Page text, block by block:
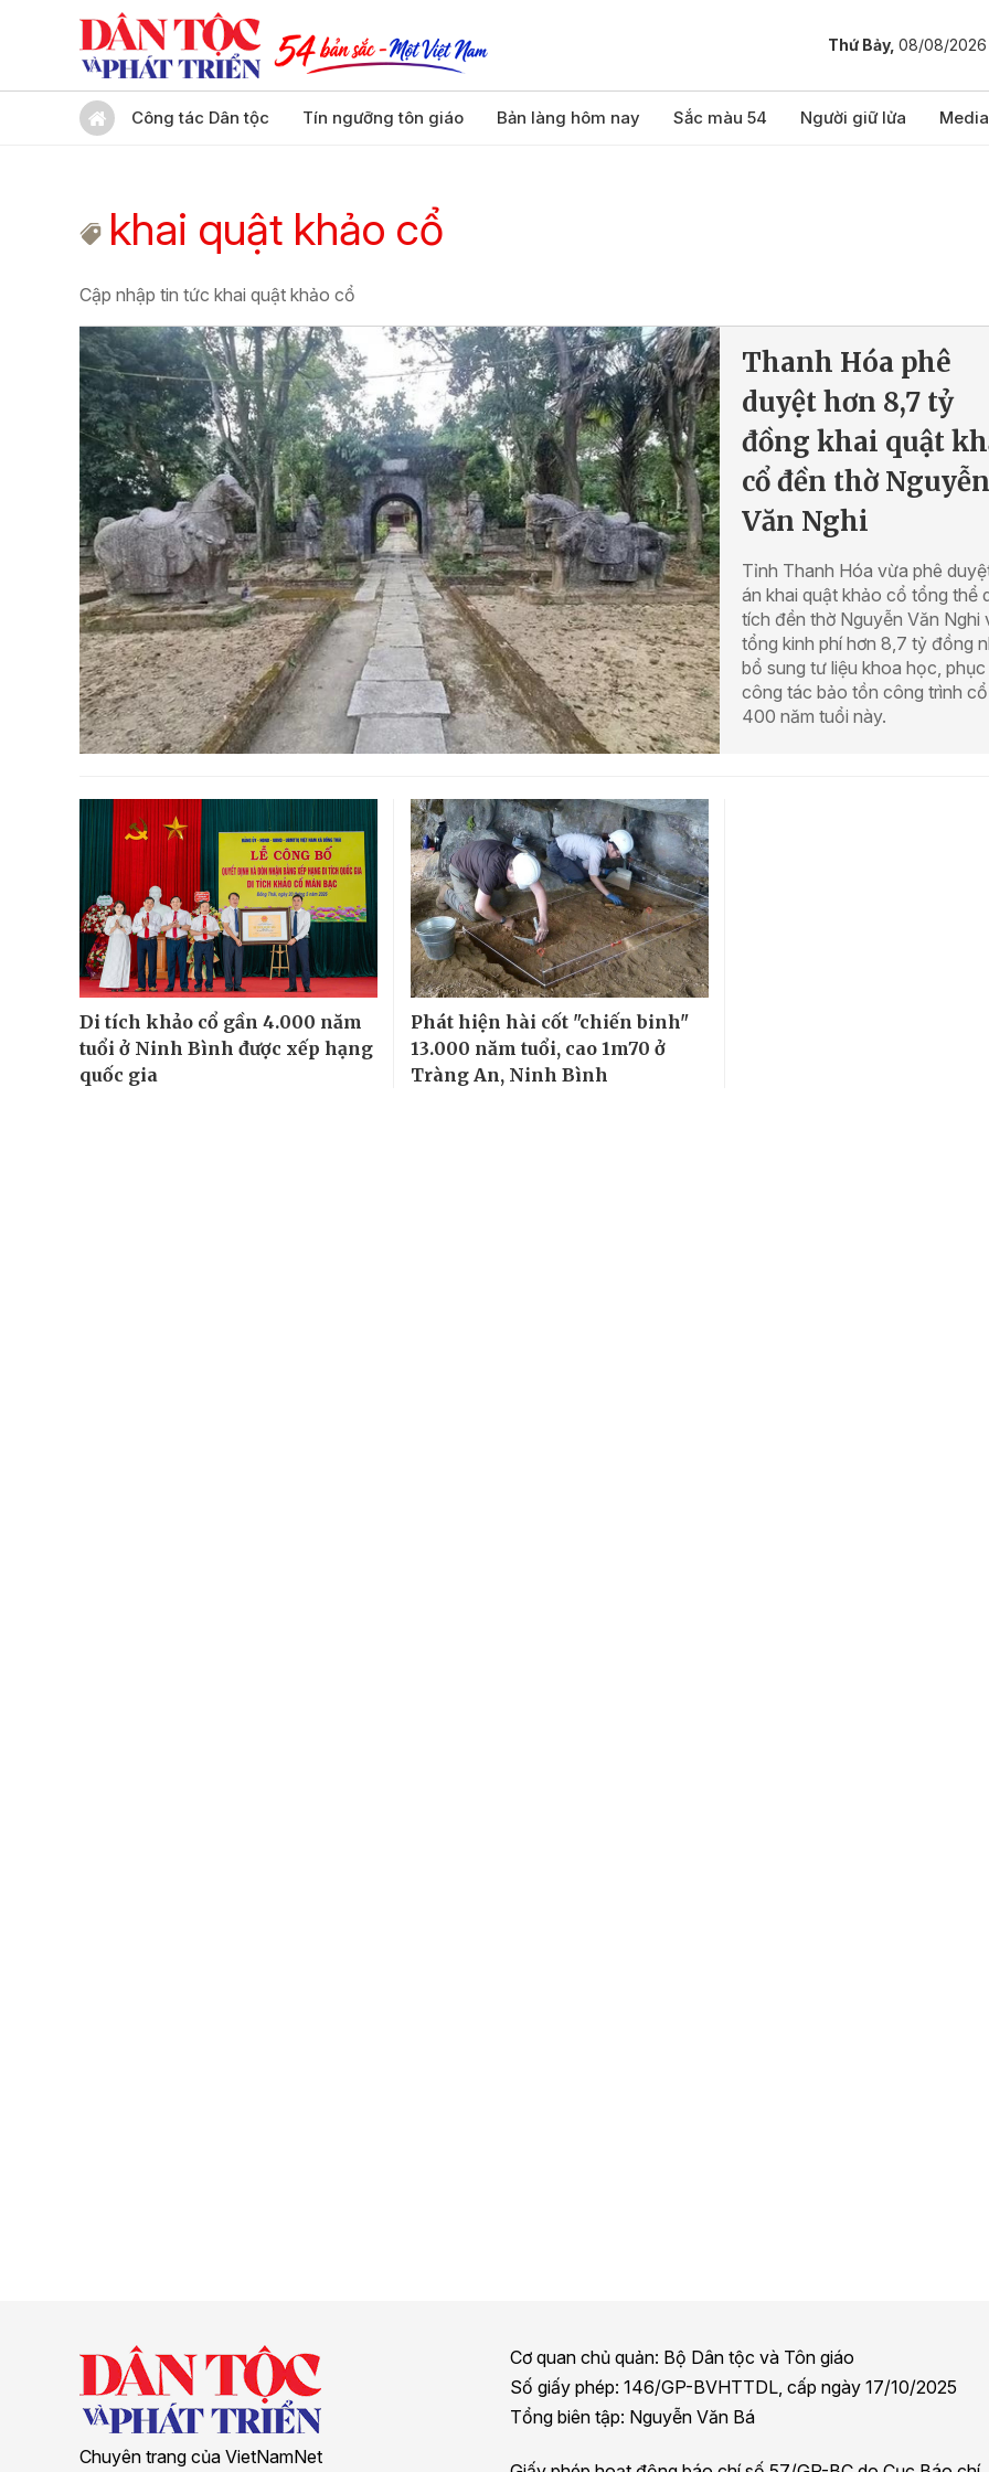
Thứ Bảy, 08/08/2026
Công tác Dân tộc Tín ngưỡng tôn giáo Bản làng hôm nay Sắc màu 54 Người giữ lửa Media
khai quật khảo cổ
Cập nhập tin tức khai quật khảo cổ
Thanh Hóa phê
duyệt hơn 8,7 tỷ
đồng khai quật
cổ đền thờ Nguyễn
Văn Nghi
Tỉnh Thanh Hóa vừa phê
án khai quật khảo cổ tổng thể
tích đền thờ Nguyễn Văn Nghi
tổng kinh phí hơn 8,7 tỷ đồng
bổ sung tư liệu khoa học,
công tác bảo tồn công trình
400 năm tuổi này.
Di tích khảo cổ gần 4.000 năm
tuổi ở Ninh Bình được xếp hạng
quốc gia
Phát hiện hài cốt "chiến binh"
13.000 năm tuổi, cao 1m70 ở
Tràng An, Ninh Bình
Chuyên trang của VietNamNet
Cơ quan chủ quản: Bộ Dân tộc và Tôn giáo
Số giấy phép: 146/GP-BVHTTDL, cấp ngày 17/10/2025
Tổng biên tập: Nguyễn Văn Bá